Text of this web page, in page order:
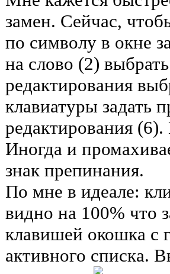
замен. Сейчас,
по символу в окне
на слово (2)
редактирования
клавиатуры задать
редактирования
Иногда и
знак препинания.
По мне в идеале:
видно на 100% что
клавишей окошка с
активного списка.